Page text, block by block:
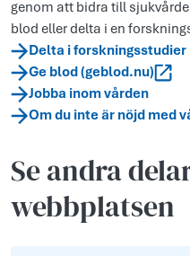
genom att bidra till
blod eller delta i en
Delta i forskningsstudier
Ge blod (geblod.nu)
Jobba inom vården
Om du inte är nöjd med
Se andra
webbplatsen